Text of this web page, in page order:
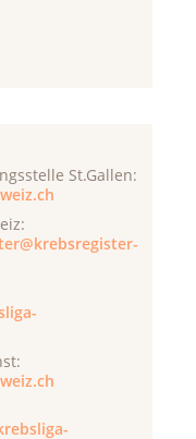
St.Gallen: